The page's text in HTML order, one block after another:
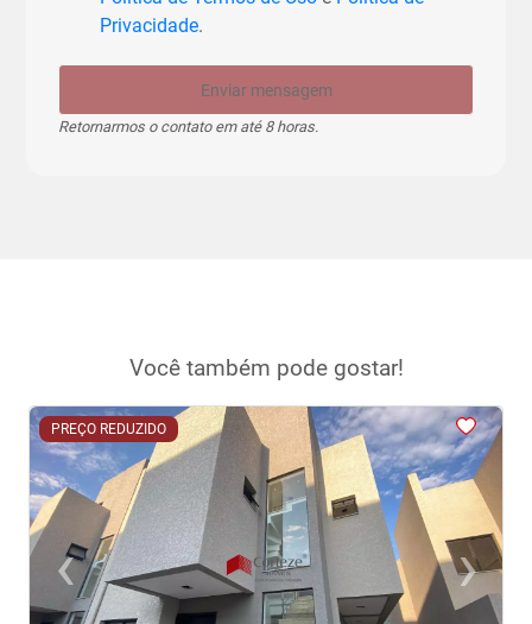
Privacidade.
Enviar mensagem
Retornarmos o contato em até 8 horas.
Você também pode gostar!
PREÇO REDUZIDO
<<<<
‹
Previous ›Next